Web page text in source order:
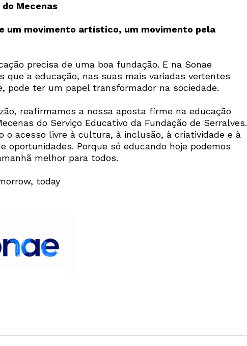
do Mecenas
um movimento artístico, um movimento pela
precisa de uma boa fundação. E na Sonae
que a educação, nas suas mais variadas vertentes
pode ter um papel transformador na sociedade.
reafirmamos a nossa aposta firme na educação
do Serviço Educativo da Fundação de Serralves.
o acesso livre à cultura, à inclusão, à criatividade e à
oportunidades. Porque só educando hoje podemos
melhor para todos.
today